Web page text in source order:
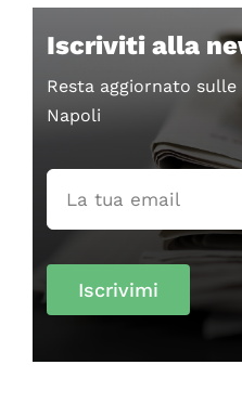
Iscriviti alla
Resta aggiornato
Napoli
Iscrivimi